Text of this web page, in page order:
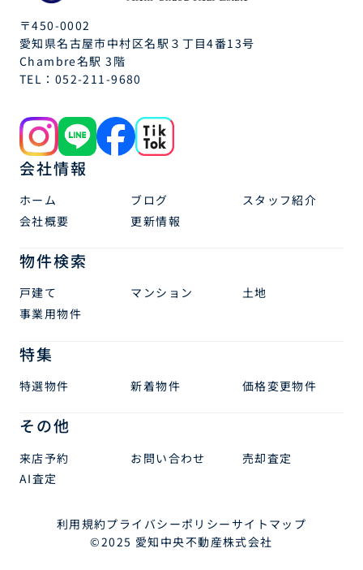
〒450-0002
愛知県名古屋市中村区名駅３丁目4番13号
Chambre名駅 3階
TEL： 052-211-9680
会社情報
ホーム ブログ
スタッフ紹介
会社概要
更新情報
物件検索
戸建て マンション
土地
事業用物件
特集
特選物件 新着物件 価格変更物件
その他
来店予約 お問い合わせ
売却査定
AI査定
利用規約プライバシーポリシーサイトマップ
©2025 愛知中央不動産株式会社